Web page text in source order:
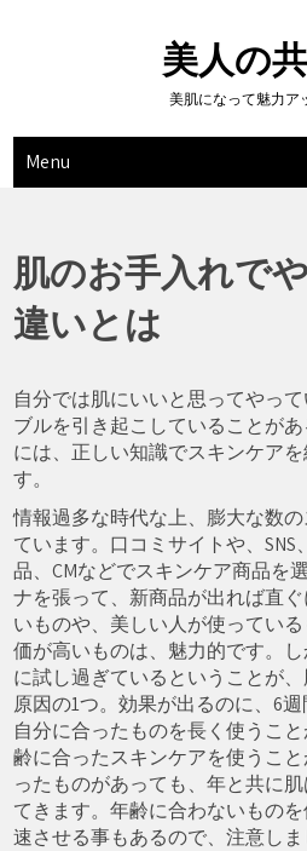
美人の
美肌になって魅力ア
Menu
肌のお手入れで
違いとは
自分では肌にいいと思ってやっ
ブルを引き起こしていることが
には、正しい知識でスキンケア
す。
情報過多な時代な上、膨大な数
ています。口コミサイトや、
品、CMなどでスキンケア商品を
ナを張って、新商品が出れば直
いものや、美しい人が使ってい
価が高いものは、魅力的です。
に試し過ぎているということが
原因の1つ。効果が出るのに、6週
自分に合ったものを長く使うこ
齢に合ったスキンケアを使うこ
ったものがあっても、年と共に
てきます。年齢に合わないもの
速させる事もあるので、注意しま